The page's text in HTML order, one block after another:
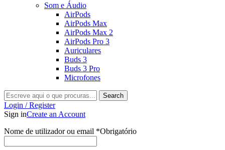
Som e Áudio
AirPods
AirPods Max
AirPods Max 2
AirPods Pro 3
Auriculares
Buds 3
Buds 3 Pro
Microfones
Search
Login / Register
Sign inCreate an Account
Nome de utilizador ou email *Obrigatório